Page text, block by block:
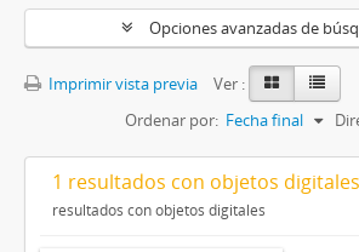
Opciones avanzadas de
Imprimir vista previa
Ver :
Ordenar por: Fecha final
1 resultados con objetos digitales
resultados con objetos digitales